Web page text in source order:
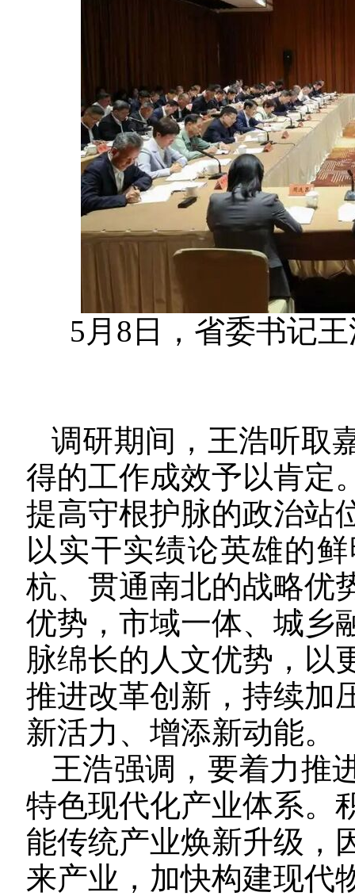
5月8日，省委书记
调研期间，王浩听取
得的工作成效予以肯定
提高守根护脉的政治站
以实干实绩论英雄的
杭、贯通南北的战略优
优势，市域一体、城乡
脉绵长的人文优势，以
推进改革创新，持续加
新活力、增添新动能。
王浩强调，要着力推
特色现代化产业体系。
能传统产业焕新升级，
来产业，加快构建现代